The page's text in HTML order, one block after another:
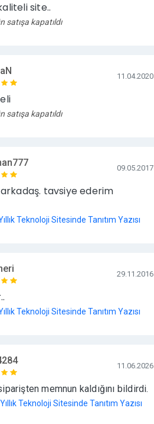
site..
satışa kapatıldı
11.04.2020
satışa kapatıldı
09.05.2017
arkadaş. tavsiye ederim
Teknoloji Sitesinde Tanıtım Yazısı
29.11.2016
Teknoloji Sitesinde Tanıtım Yazısı
11.06.2026
memnun kaldığını bildirdi.
Teknoloji Sitesinde Tanıtım Yazısı